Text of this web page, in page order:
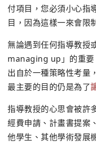
付項目， 您必須小心指
目， 因為這樣一來會限
無論遇到任何指導教授
managing up」的重要
出自於一種策略性考量
最主要的目的仍是為了
指導教授的心思會被許
經費申請、 計畫書提案
他學生、 其他學術發展